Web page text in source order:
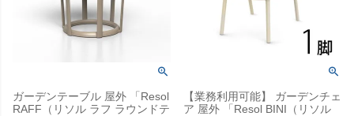
ガーデンテーブル 屋外 「Resol
RAFF（リソル ラフ ラウンドテ
【業務利用可能】 ガーデンチェ
ア 屋外 「Resol BINI（リソル